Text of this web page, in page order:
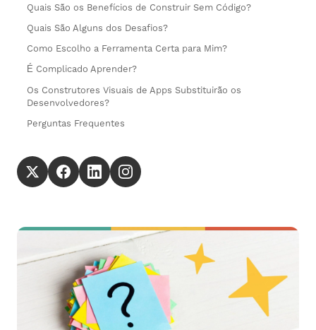
Quais São os Benefícios de Construir Sem Código?
Quais São Alguns dos Desafios?
Como Escolho a Ferramenta Certa para Mim?
É Complicado Aprender?
Os Construtores Visuais de Apps Substituirão os
Desenvolvedores?
Perguntas Frequentes